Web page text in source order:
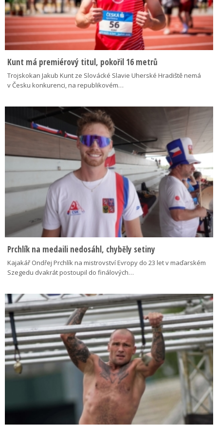
Kunt má premiérový titul, pokořil 16 metrů
Trojskokan Jakub Kunt ze Slovácké Slavie Uherské Hradiště nemá
v Česku konkurenci, na republikovém…
Prchlík na medaili nedosáhl, chyběly setiny
Kajakář Ondřej Prchlík na mistrovství Evropy do 23 let v maďarském
Szegedu dvakrát postoupil do finálových…